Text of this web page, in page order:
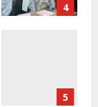
4
5